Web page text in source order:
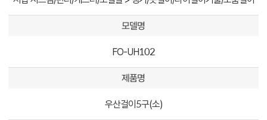
모델명
FO-UH102
제품명
우산걸이5구(소)